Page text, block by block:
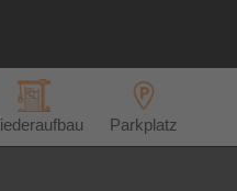
Parkplatz